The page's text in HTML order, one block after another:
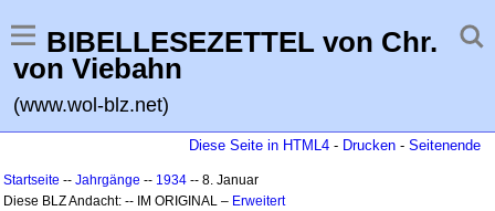
BIBELLESEZETTEL von Chr.
von Viebahn
(www.wol-blz.net)
Diese Seite in HTML4 - Drucken - Seitenende
Startseite -- Jahrgänge -- 1934 -- 8. Januar
Diese BLZ Andacht: -- IM ORIGINAL – Erweitert